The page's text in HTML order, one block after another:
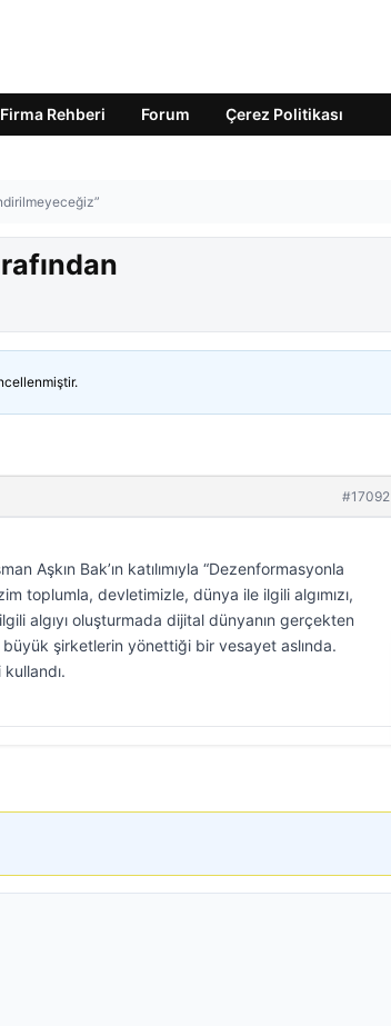
Firma Rehberi Forum Çerez Politikası
#17092
Aşkın Bak’ın katılımıyla “Dezenformasyonla
toplumla, devletimizle, dünya ile ilgili algımızı,
algıyı oluşturmada dijital dünyanın gerçekten
şirketlerin yönettiği bir vesayet aslında.